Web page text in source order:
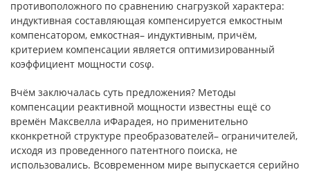
противоположного по сравнению снагрузкой характера:
индуктивная составляющая компенсируется емкостным
компенсатором, емкостная– индуктивным, причём,
критерием компенсации является оптимизированный
коэффициент мощности cosφ.
Вчём заключалась суть предложения? Методы
компенсации реактивной мощности известны ещё со
времён Максвелла иФарадея, но применительно
кконкретной структуре преобразователей– ограничителей,
исходя из проведенного патентного поиска, не
использовались. Всовременном мире выпускается серийно